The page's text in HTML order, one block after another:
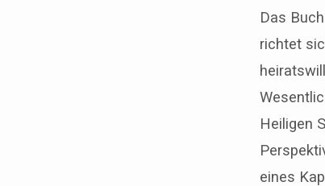
Das
richtet
Heiligen
eines